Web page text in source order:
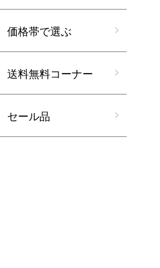
価格帯で選ぶ
送料無料コーナー
セール品